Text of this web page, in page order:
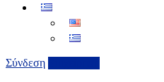
Σύνδεση